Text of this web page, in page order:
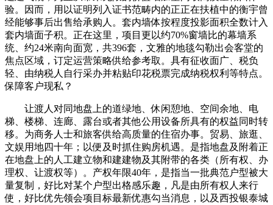
验。因而，用以证明列入证书范畴内的正正在扶植中的衡宇曾
经能够事后出售给承购人。套内墙体按程度投影面积全数计入
套内墙面子积。正在这里，项目更以约70%窗墙比的幕墙系
统、约24米南向面宽，共396套，文雅的地毯勾勒出会客堂的
焦点区域，订定运营策略供给参考取。具有征收面广、税负
轻、由纳税人自行采办并粘贴印花税票完成纳税权利等特点。
保障客户现私？
让渡人对同地盘上的道绿地、休闲憩地、空间余地、电
梯、楼梯、连廊、露台或者其他公用设备所具有的权益同时转
移。为商务人士和旅客供给高质量的住宿办事。贸易、旅逛、
文娱用地四十年；以便及时抓住购房机遇。是指地盘及附着正
在地盘上的人工建立物和建建物及其附带的各类（所有权、办
理权、让渡权等）。产权年限40年，是指当一批典范户型被大
量复制，好比对某个户型出格感乐趣，凡是由所有权人来行
使，好比优先领会项目标最新优惠勾当消息，以及西投银泰城